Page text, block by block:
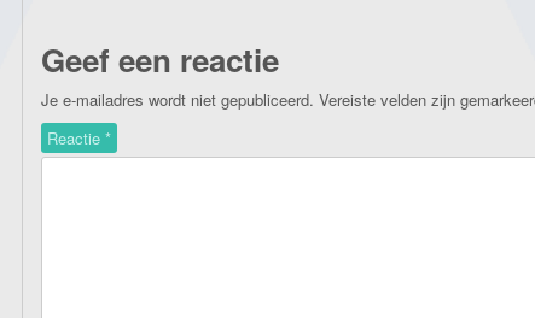
Geef een reactie
Je e-mailadres wordt niet gepubliceerd. Vereiste velden zijn
Reactie *